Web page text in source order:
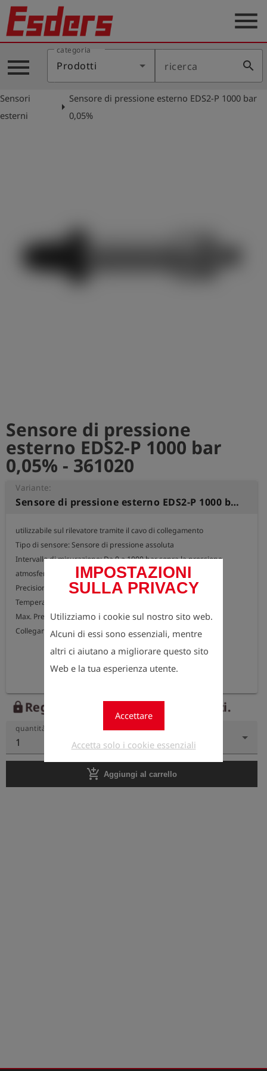
Prodotti
Applicazione
Assistenza
IMPOSTAZIONI
SULLA PRIVACY
Utilizziamo i cookie sul nostro sito web.
Alcuni di essi sono essenziali, mentre
altri ci aiutano a migliorare questo sito
Web e la tua esperienza utente.
Accettare
Accetta solo i cookie essenziali
menu
menu
categoria
Prodotti ricerca search
Sensori
esterni
arrow_right
Sensore di pressione esterno EDS2-P 1000 bar
0,05%
Sensore di pressione
esterno EDS2-P 1000 bar
0,05% - 361020
Variante:
Sensore di pressione esterno EDS2-P 1000 bar 0,05%
utilizzabile sul rilevatore tramite il cavo di collegamento
Tipo di sensore: Sensore di pressione assoluta
Intervallo di misurazione: Da 0 a 1000 bar sopra la pressione
atmosferica
Precisione di misurazione: < 0,05% del valore finale
Temperatura di esercizio: da -20 °C a +70 °C
Max. Pressione: 1100 bar
Collegamento: Filettatura esterna G 1/4"
lock Registrati ora per vedere i prezzi.
quantità
1
add_shopping_cart Aggiungi al carrello